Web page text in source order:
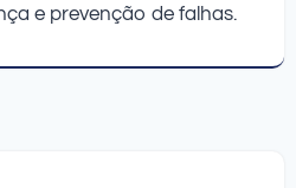
e prevenção de falhas.